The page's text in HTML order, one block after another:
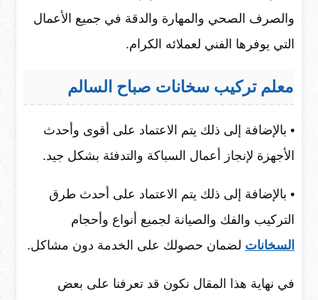
والصرف الصحي والمهارة والدقة في جميع الأعمال
التي يوفرها الفني لعملائه الكرام.
معلم تركيب سخانات صباح السالم
• بالإضافة إلى ذلك يتم الاعتماد على أقوى وأحدث
الأجهزة لإنجاز أعمال السباكة والتدفئة بشكل جيد.
• بالإضافة إلى ذلك يتم الاعتماد على أحدث طرق
التركيب والفك والصيانة لجميع أنواع وأحجام
السخانات لضمان حصولك على الخدمة دون مشاكل.
في نهاية هذا المقال نكون قد تعرفنا على بعض